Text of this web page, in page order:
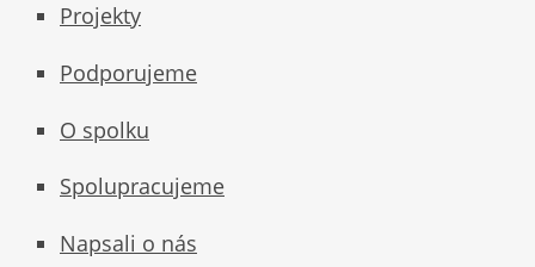
Projekty
Podporujeme
O spolku
Spolupracujeme
Napsali o nás